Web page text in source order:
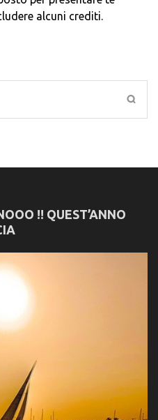
alcuni crediti.
!! QUEST’ANNO